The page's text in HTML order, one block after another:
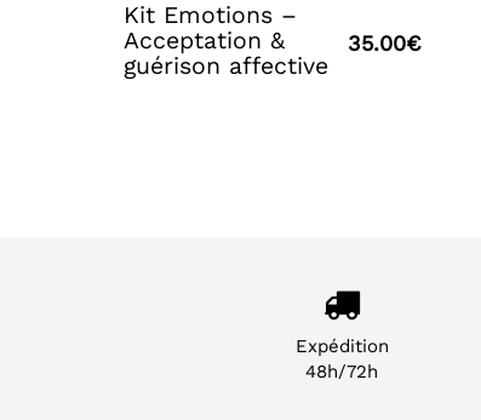
Kit Emotions –
Acceptation &
guérison affective
35.00€
Expédition
48h/72h